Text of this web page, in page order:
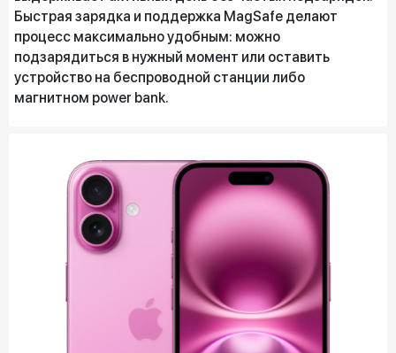
Быстрая зарядка и поддержка MagSafe делают
процесс максимально удобным: можно
подзарядиться в нужный момент или оставить
устройство на беспроводной станции либо
магнитном power bank.